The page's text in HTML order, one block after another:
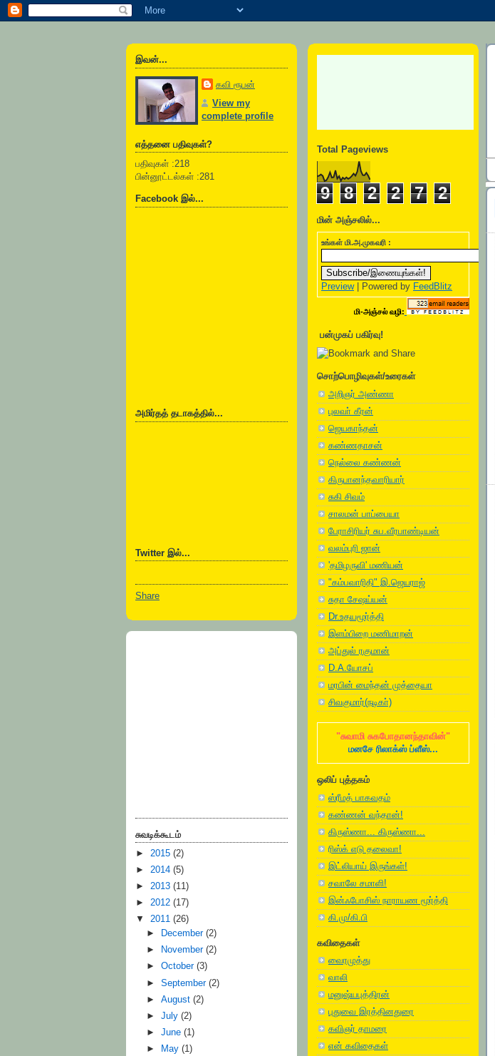
இவன்...
கவி ரூபன்
View my
complete profile
எத்தனை பதிவுகள்?
பதிவுகள் :218
பின்னூட்டல்கள் :281
Facebook இல்...
அமிர்தத் தடாகத்தில்...
Twitter இல்...
Share
சுவடிக்கூடம்
► 2015 (2)
► 2014 (5)
► 2013 (11)
► 2012 (17)
▼ 2011 (26)
►
December(2)
►
November(2)
►October(3)
►September(2)
►August(2)
►July(2)
►June(1)
►
May(1)
Total Pageviews
9 8 2 2 7 2
மின் அஞ்சலில்...
உங்கள் மி.அ.முகவரி :
Preview| Powered by FeedBlitz
மி-அஞ்சல் வழி:
பன்முகப் பகிர்வு!
சொற்பொழிவுகள்/உரைகள்
அறிஞர் அண்ணா
புலவா் கீரன்
ஜெயகாந்தன்
கண்ணதாசன்
நெல்லை கண்ணன்
கிருபானந்தவாரியார்
சுகி சிவம்
சாலமன் பாப்பையா
பேராசிரியர் சுப.வீரபாண்டியன்
வலம்புரி ஜான்
'தமிழருவி' மணியன்
"கம்பவாரிதி" இ.ஜெயராஜ்
சுதா சேஷய்யன்
Dr.உதயமூர்த்தி
இளம்பிறை மணிமாறன்
அப்துல் ரகுமான்
D.A.யோசப்
மரபின் மைந்தன் முத்தையா
சிவகுமார்(நடிகா்)
"சுவாமி சுகபோதானந்தாவின்"
மனசே ரிலாக்ஸ் ப்ளீஸ்...
ஒலிப் புத்தகம்
ஸ்ரீமத் பாகவதம்
கண்ணன் வந்தான்!
கிருஸ்ணா... கிருஸ்ணா...
ரிஸ்க் எடு தலைவா!
இட்லியாய் இருங்கள்!
சவாலே சமாளி!
இன்ஃபோசிஸ் நாராயண மூர்த்தி
கி.மு/கி.பி
கவிதைகள்
வைரமுத்து
வாலி
மனுஷ்யபுத்திரன்
புதுவை இரத்தினதுரை
கவிஞர் தாமரை
என் கவிதைகள்